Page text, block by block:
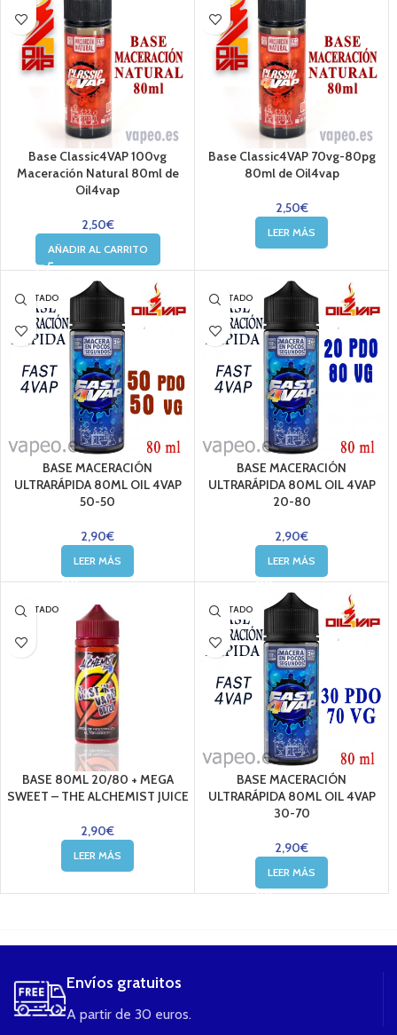
Base Classic4VAP 100vg
Maceración Natural 80ml de
Oil4vap
2,50€
AÑADIR AL CARRITO
Base Classic4VAP 70vg-80pg
80ml de Oil4vap
2,50€
LEER MÁS
AGOTADO
BASE MACERACIÓN
ULTRARÁPIDA 80ML OIL 4VAP
50-50
2,90€
LEER MÁS
AGOTADO
BASE MACERACIÓN
ULTRARÁPIDA 80ML OIL 4VAP
20-80
2,90€
LEER MÁS
AGOTADO
BASE 80ML 20/80 + MEGA
SWEET – THE ALCHEMIST JUICE
2,90€
LEER MÁS
AGOTADO
BASE MACERACIÓN
ULTRARÁPIDA 80ML OIL 4VAP
30-70
2,90€
LEER MÁS
Envíos gratuitos
A partir de 30 euros.